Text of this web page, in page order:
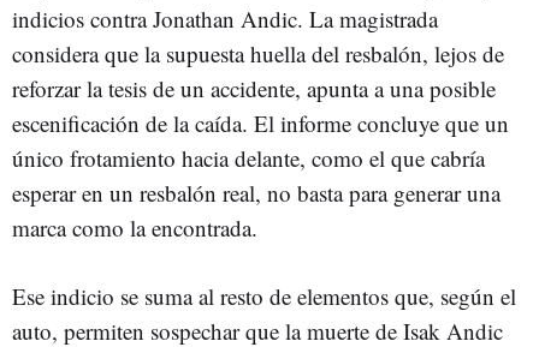
indicios contra Jonathan Andic. La magistrada
considera que la supuesta huella del resbalón, lejos de
reforzar la tesis de un accidente, apunta a una posible
escenificación de la caída. El informe concluye que un
único frotamiento hacia delante, como el que cabría
esperar en un resbalón real, no basta para generar una
marca como la encontrada.
Ese indicio se suma al resto de elementos que, según el
auto, permiten sospechar que la muerte de Isak Andic